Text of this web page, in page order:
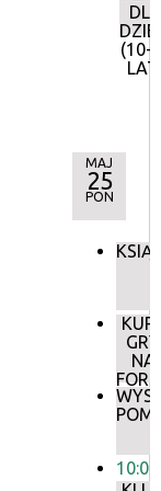
DLA
(10-
MAJ
25
PON
GRY
NA
10:00